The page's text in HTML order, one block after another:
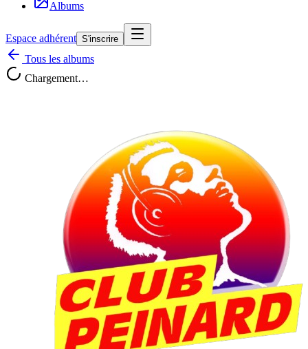
Albums
Espace adhérent S'inscrire
Tous les albums
Chargement…